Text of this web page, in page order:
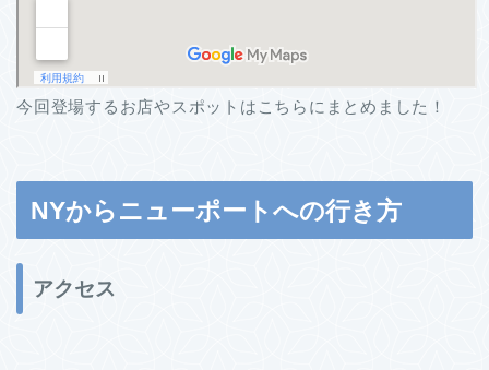
今回登場するお店やスポットはこちらにまとめました！
NYからニューポートへの行き方
アクセス